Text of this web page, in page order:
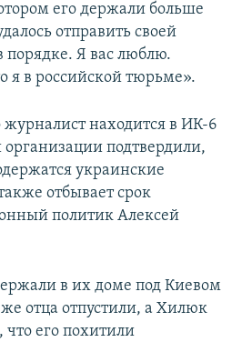
его держали больше
отправить своей
порядке. Я вас люблю.
в российской тюрьме».
журналист находится в ИК-6
подтвердили,
украинские
отбывает срок
политик Алексей
в их доме под Киевом
отца отпустили, а Хилюк
, что его похитили